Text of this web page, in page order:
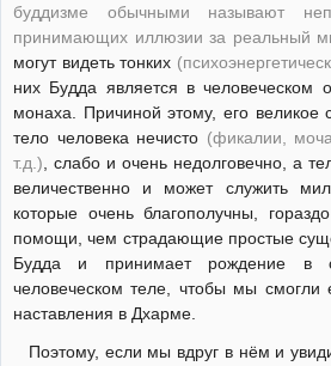
буддизме обычными называют
принимающих иллюзии за реальный
могут видеть тонких
них Будда является в человеческом
монаха. Причиной этому, его великое
тело человека нечисто (фикалии,
т.д.) , слабо и очень недолговечно, а
величественно и может служить
которые очень благополучны,
помощи, чем страдающие простые
Будда и принимает рождение в
человеческом теле, чтобы мы смогли
наставления в Дхарме.
Поэтому, если мы вдруг в нём и